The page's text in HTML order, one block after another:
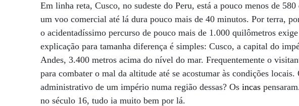
Em linha reta, Cusco, no sudeste do Peru, está a pouco menos de
um voo comercial até lá dura pouco mais de 40 minutos. Por terra,
o acidentadíssimo percurso de pouco mais de 1.000 quilômetros
explicação para tamanha diferença é simples: Cusco, a capital do
Andes, 3.400 metros acima do nível do mar. Frequentemente o
para combater o mal da altitude até se acostumar às condições
administrativo de um império numa região dessas? Os incas
no século 16, tudo ia muito bem por lá.